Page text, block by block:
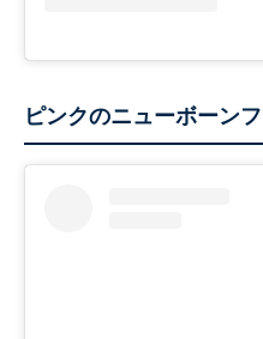
ピンクのニューボーン